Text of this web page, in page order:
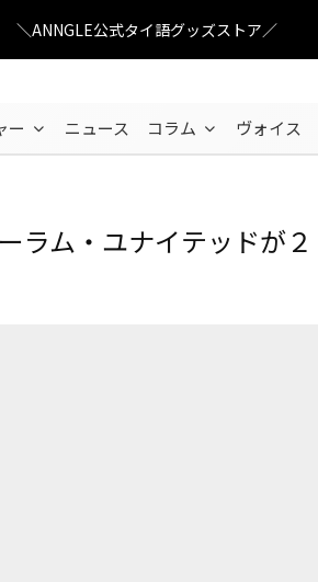
＼ANNGLE公式タイ語グッズストア／
ー ニュース コラム ヴォイス
ラム・ユナイテッドが２